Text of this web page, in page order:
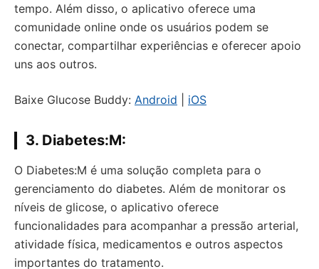
tempo. Além disso, o aplicativo oferece uma
comunidade online onde os usuários podem se
conectar, compartilhar experiências e oferecer apoio
uns aos outros.
Baixe Glucose Buddy: Android iOS
3. Diabetes:M:
O Diabetes:M é uma solução completa para o
gerenciamento do diabetes. Além de monitorar os
níveis de glicose, o aplicativo oferece
funcionalidades para acompanhar a pressão arterial,
atividade física, medicamentos e outros aspectos
importantes do tratamento.